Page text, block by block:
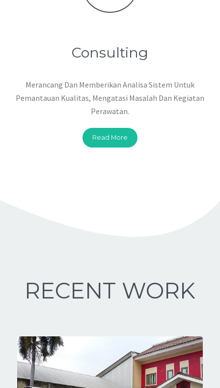
Consulting
Merancang Dan Memberikan Analisa Sistem Untuk
Pemantauan Kualitas, Mengatasi Masalah Dan Kegiatan
Perawatan.
Read More
RECENT WORK